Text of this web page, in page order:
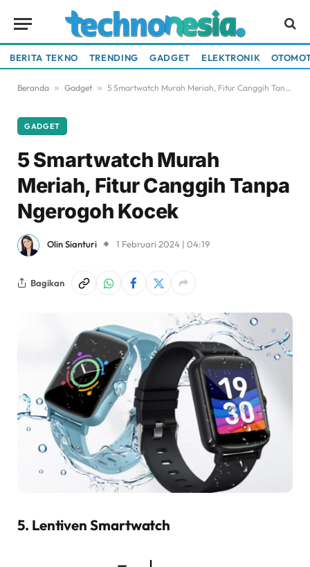
BERITA TEKNO TRENDING GADGET ELEKTRONIK
Beranda » Gadget » 5 Smartwatch Murah Meriah, Fitur Canggih Tanpa Ngerogoh Kocek
GADGET
5 Smartwatch Murah
Meriah, Fitur Canggih Tanpa
Ngerogoh Kocek
Olin Sianturi 1 Februari 2024 | 04:19
Bagikan
5. Lentiven Smartwatch